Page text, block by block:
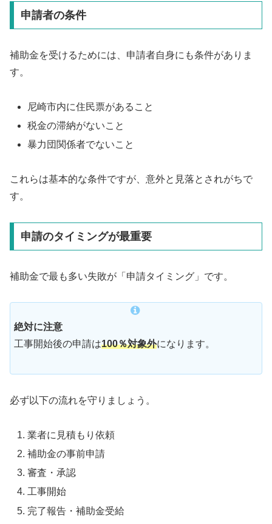
申請者の条件
補助金を受けるためには、申請者自身にも条件がありま
す。
尼崎市内に住民票があること
税金の滞納がないこと
暴力団関係者でないこと
これらは基本的な条件ですが、意外と見落とされがちで
す。
申請のタイミングが最重要
補助金で最も多い失敗が「申請タイミング」です。
絶対に注意
工事開始後の申請は100％対象外になります。
必ず以下の流れを守りましょう。
業者に見積もり依頼
補助金の事前申請
審査・承認
工事開始
完了報告・補助金受給